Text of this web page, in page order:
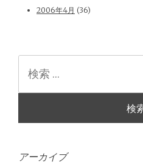
2006年4月 (36)
アーカイブ